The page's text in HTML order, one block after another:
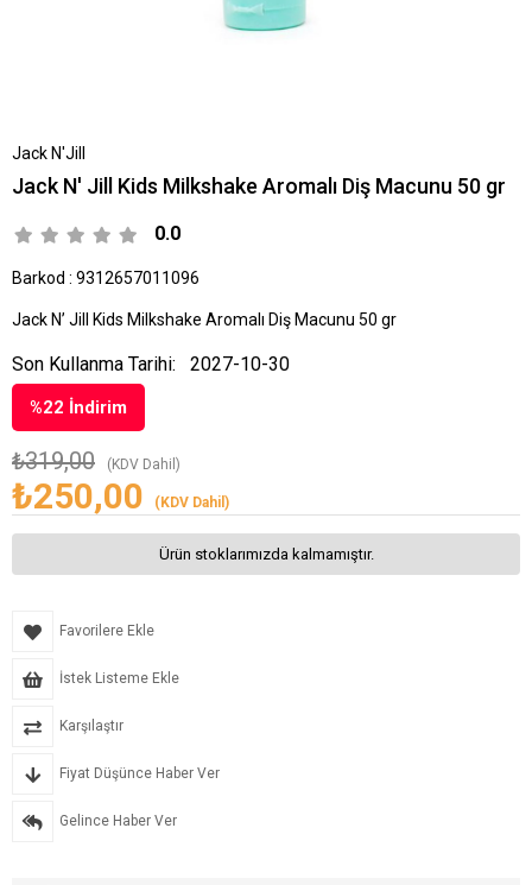
Jack N'Jill
Jack N' Jill Kids Milkshake Aromalı Diş Macunu 50 gr
0.0
Barkod : 9312657011096
Jack N’ Jill Kids Milkshake Aromalı Diş Macunu 50 gr
%22 İndirim
₺319,00 (KDV Dahil)
₺250,00 (KDV Dahil)
Son Kullanma Tarihi: 2027-10-30
Ürün stoklarımızda kalmamıştır.
Favorilere Ekle
İstek Listeme Ekle
Karşılaştır
Fiyat Düşünce Haber Ver
Gelince Haber Ver